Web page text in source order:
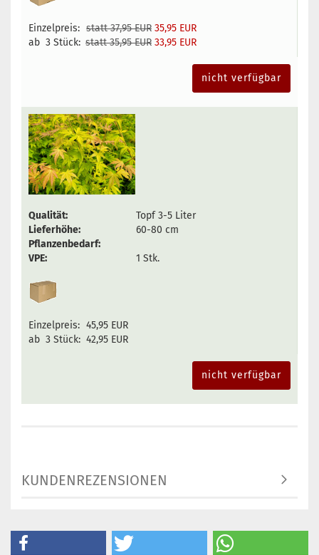
Einzelpreis: statt 37,95 EUR 35,95 EUR
ab 3 Stück: statt 35,95 EUR 33,95 EUR
nicht verfügbar
Qualität:
Topf 3-5 Liter
Lieferhöhe:
60-80 cm
Pflanzenbedarf:
VPE:
1 Stk.
Einzelpreis: 45,95 EUR
ab 3 Stück: 42,95 EUR
nicht verfügbar
KUNDENREZENSIONEN